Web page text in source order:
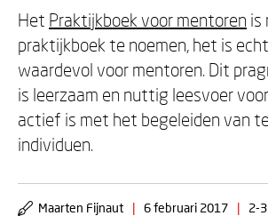
Het Praktijkboek voor mentoren is
praktijkboek te noemen, het is
waardevol voor mentoren. Dit
is leerzaam en nuttig leesvoer
actief is met het begeleiden van
individuen.
Maarten Fijnaut | 6 februari 2017 | 2-